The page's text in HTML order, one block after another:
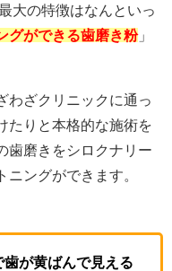
大の特徴はなんといっ
グができる歯磨き粉」
わざクリニックに通っ
たりと本格的な施術を
歯磨きをシロクナリー
ングができます。
が黄ばんで見える